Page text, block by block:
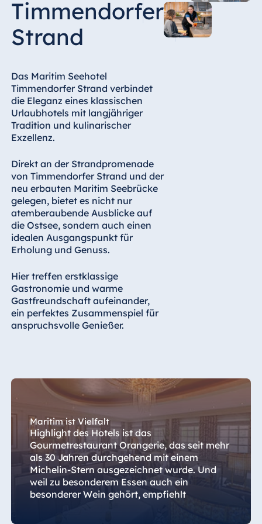
Hotel Bonn
Hotel Darmstadt
Hotel Düsseldorf
Hotel Frankfurt
Hotel am
Schlossgarten
Fulda
Airport Hotel
Hannover
Hotel Ingolstadt
Hotel Bellevue
Kiel
Hotel Köln
Hotel
Hotel Magdeburg
Hotel München
Hotel Stuttgart
TitiseeHotel
Titisee-Neustadt
Strandhotel
Travemünde
Hotel Ulm
Star-Apart Hansa
Hotel Wiesbaden
Hotel Würzburg
Timmendorfer
Strand
Das Maritim Seehotel
Timmendorfer Strand verbindet
die Eleganz eines klassischen
Urlaubhotels mit langjähriger
Tradition und kulinarischer
Exzellenz.
Direkt an der Strandpromenade
von Timmendorfer Strand und der
neu erbauten Maritim Seebrücke
gelegen, bietet es nicht nur
atemberaubende Ausblicke auf
die Ostsee, sondern auch einen
idealen Ausgangspunkt für
Erholung und Genuss.
Hier treffen erstklassige
Gastronomie und warme
Gastfreundschaft aufeinander,
ein perfektes Zusammenspiel für
anspruchsvolle Genießer.
Maritim ist Vielfalt
Highlight des Hotels ist das
Gourmetrestaurant Orangerie, das seit mehr
als 30 Jahren durchgehend mit einem
Michelin-Stern ausgezeichnet wurde. Und
weil zu besonderem Essen auch ein
besonderer Wein gehört, empfiehlt